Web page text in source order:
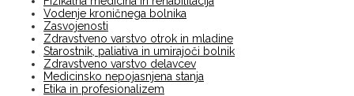
Vodenje kroničnega bolnika
Zasvojenosti
Zdravstveno varstvo otrok in mladine
Starostnik, paliativa in umirajoči bolnik
Zdravstveno varstvo delavcev
Medicinsko nepojasnjena stanja
Etika in profesionalizem